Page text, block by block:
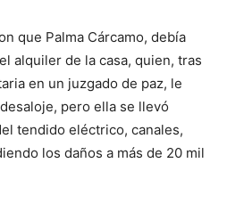
que Palma Cárcamo, debía
alquiler de la casa, quien, tras
en un juzgado de paz, le
pero ella se llevó
tendido eléctrico, canales,
los daños a más de 20 mil